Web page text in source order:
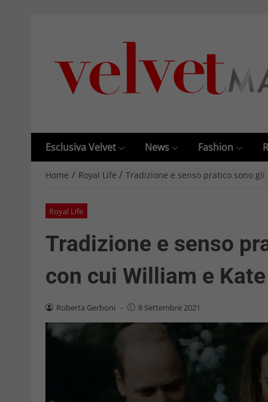
Esclusiva Velvet News Fashion
Home / Royal Life / Tradizione e senso pratico sono
Royal Life
Tradizione e senso
con cui William e
Roberta Gerboni - 8 Settembre 2021